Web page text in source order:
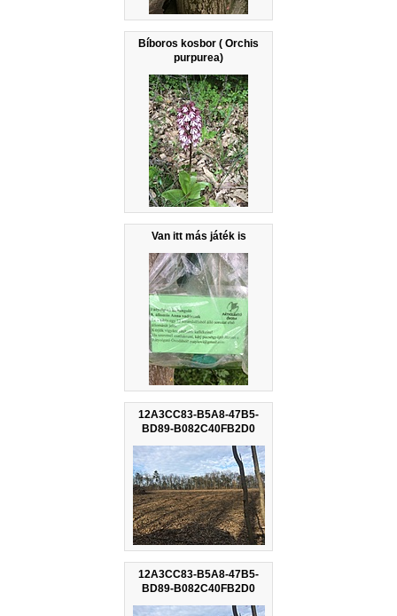
Bíboros kosbor ( Orchis
purpurea)
Van itt más játék is
12A3CC83-B5A8-47B5-
BD89-B082C40FB2D0
12A3CC83-B5A8-47B5-
BD89-B082C40FB2D0